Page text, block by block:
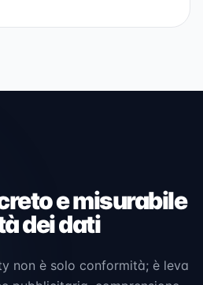
e misurabile
dei dati
non è solo conformità; è leva